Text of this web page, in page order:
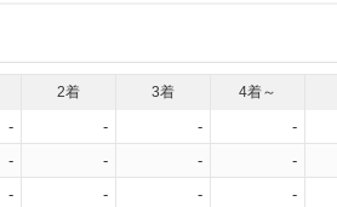
2着 3着 4着～
- - - -
- - - -
- - - -